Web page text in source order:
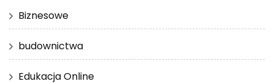
Biznesowe
budownictwa
Edukacja Online